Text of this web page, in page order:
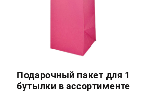
Подарочный пакет для 1
бутылки в ассортименте